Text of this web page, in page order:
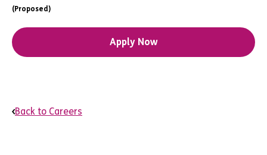
(Proposed)
Apply Now
Back to Careers